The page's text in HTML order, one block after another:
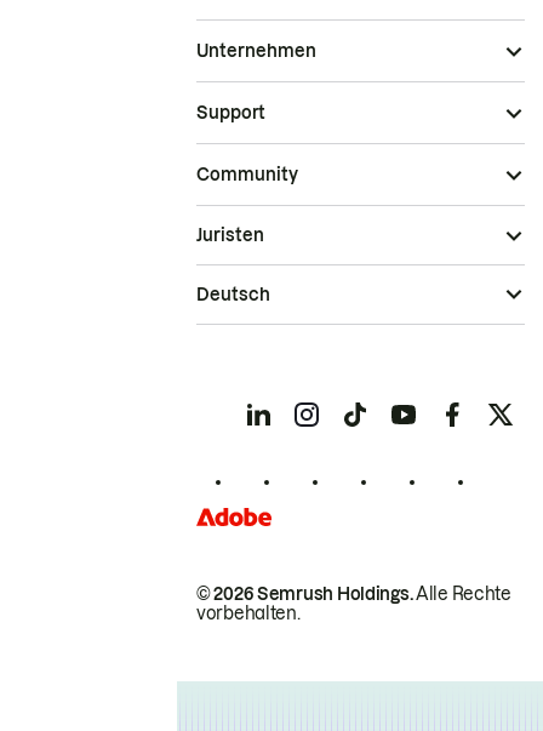
Unternehmen
Support
Community
© 2026 Semrush Holdings.Alle Rechte
vorbehalten.
Juristen
Deutsch